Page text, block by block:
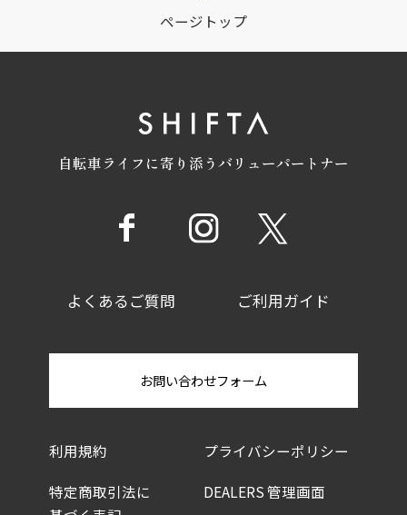
ページトップ
自転車ライフに寄り添うバリューパートナー
よくあるご質問 ご利用ガイド
利用規約 プライバシーポリシー
特定商取引法に
DEALERS 管理画面
お問い合わせフォーム